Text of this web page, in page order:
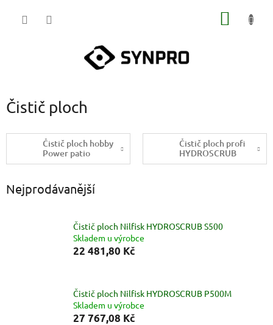
Čistič ploch
Čistič ploch hobby
Power patio
Čistič ploch profi
HYDROSCRUB
Nejprodávanější
Čistič ploch Nilfisk HYDROSCRUB S500
Skladem u výrobce
22 481,80 Kč
Čistič ploch Nilfisk HYDROSCRUB P500M
Skladem u výrobce
27 767,08 Kč